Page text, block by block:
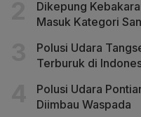
Dikepung
Masuk Kategori
Polusi Udara
Terburuk di
Polusi Udara
Diimbau Waspada